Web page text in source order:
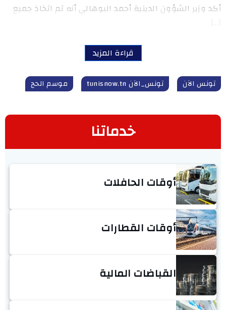
أكد وزير الشؤون الدينية أحمد البوهالي أنه تم اتخاذ جميع
قراءة المزيد
تونس الآن تونس_الآن tunisnow.tn موسم الحج
خدماتنا
أوقات الحافلات
أوقات القطارات
القباضات المالية